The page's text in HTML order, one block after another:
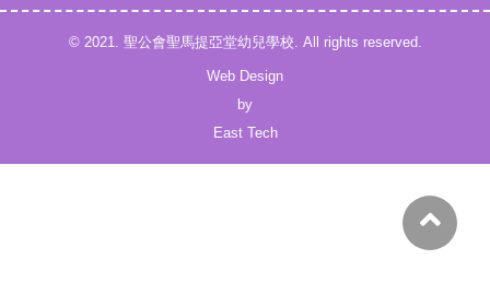
© 2021. 聖公會聖馬提亞堂幼兒學校. All rights reserved.
Web Design
by
East Tech